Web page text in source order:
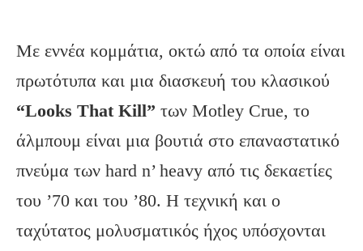
Με εννέα κομμάτια, οκτώ από τα οποία είναι
πρωτότυπα και μια διασκευή του κλασικού
“Looks That Kill” των Motley Crue, το
άλμπουμ είναι μια βουτιά στο επαναστατικό
πνεύμα των hard n’ heavy από τις δεκαετίες
του ’70 και του ’80. Η τεχνική και ο
ταχύτατος μολυσματικός ήχος υπόσχονται